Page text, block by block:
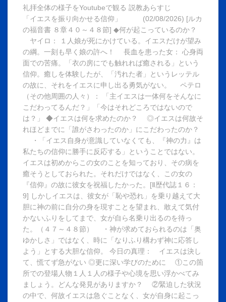
礼拝全体の様子をYoutubeで観る 説教あらすじ
「イエスを振り向かせる信仰」 (02/08/2026) [ルカ
の福音書 ８章４０～４８節] ◆何が起こっているのか？
ヤイロ： １人娘が死にかけている。イエスだけが望み
の綱。一刻も早く娘の許へ！ 長血を患った女： 心身両
面での苦痛。「衣の房にでも触れれば癒される」という
信仰。癒しを体験したが、「汚れた者」というレッテル
の故に、それをイエスに申し出る勇気がない。 ペテロ
（その他周囲の人々）： 「主イエスは一体何をそんなに
こだわってるんだ？」「今はそれどころではないので
は？」 ◆イエスは何を求めたのか？ ◎イエスは何故そ
れほどまでに「誰がさわったのか」にこだわったのか？
・「イエス自身が意識していなくても、『神の力』は
私たちの信仰に勝手に反応する」ということではない。
イエスは初めからこの女のことを知っており、その病を
癒そうとしておられた。それだけではなく、この女の
『信仰』の故に彼女を祝福したかった。[Ⅱ歴代誌１６：
9] しかしイエスは、彼女が「恥や恐れ」を乗り越えて大
胆に神の前に自分の身を現すことを望まれ、敢えて気付
かないふりをしてまで、女が自ら名乗り出るのを待っ
た。（４７～４８節） ・神が求めておられるのは「奥
ゆかしさ」ではなく、時に「なりふり構わず神に応答し
よう」とする大胆な信仰。 今日の真理： イエスは決し
て、慌てず急がない ◎更に深い学びのために ①この箇
所での登場人物１人１人の様子や心境を思い浮かべてみ
ましょう。どんな発見がありますか？ ②緊迫した状況
の中で、何故イエスは急ぐことなく、女が自身に起こっ